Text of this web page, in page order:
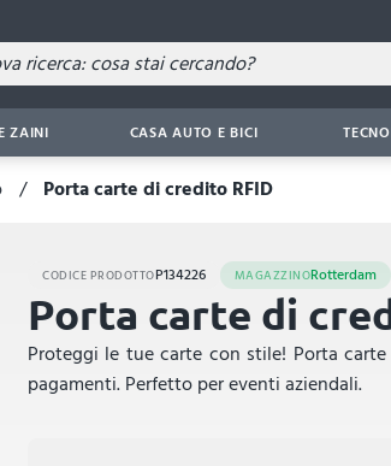
ZAINI CASA AUTO E BICI
Porta carte di credito RFID
CODICE PRODOTTOP134226 MAGAZZINORotterdam
Porta carte di
Proteggi le tue carte con stile! Porta
pagamenti. Perfetto per eventi aziendali.